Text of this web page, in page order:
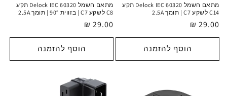
מתאם חשמל Delock IEC 60320 תקע
C14 לשקע C7 | תומך 2.5A
מחיר
רגיל
29.00 ₪
הוסף להזמנה
מתאם חשמל Delock IEC 60320 תקע
C8 לשקע C7 | בזווית 90° | תומך 2.5A
מחיר
רגיל
29.00 ₪
הוסף להזמנה